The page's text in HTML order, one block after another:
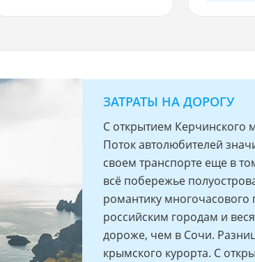
ЗАТРАТЫ НА ДОРОГУ
С открытием Керчинского
Поток автолюбителей
своем транспорте еще в
всё побережье
романтику многочасового
российским городам и
дороже, чем в Сочи.
крымского курорта. С